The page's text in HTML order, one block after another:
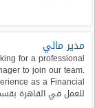
مدير مالي
for a professional
to join our team.
للعمل في القاهرة